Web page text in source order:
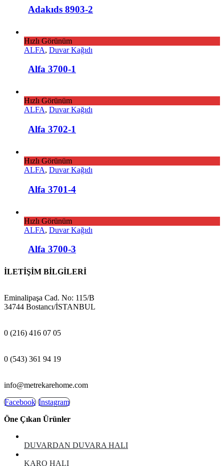
Adakıds 8903-2
Hızlı Görünüm
ALFA, Duvar Kağıdı
Alfa 3700-1
Hızlı Görünüm
ALFA, Duvar Kağıdı
Alfa 3702-1
Hızlı Görünüm
ALFA, Duvar Kağıdı
Alfa 3701-4
Hızlı Görünüm
ALFA, Duvar Kağıdı
Alfa 3700-3
İLETİŞİM BİLGİLERİ
Eminalipaşa Cad. No: 115/B
34744 Bostancı/İSTANBUL
0 (216) 416 07 05
0 (543) 361 94 19
info@metrekarehome.com
Facebook Instagram
Öne Çıkan Ürünler
DUVARDAN DUVARA HALI
KARO HALI